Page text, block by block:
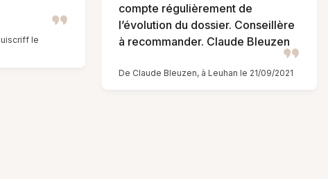
le
compte régulièrement de
l’évolution du dossier. Conseillère
à recommander. Claude Bleuzen
De Claude Bleuzen, à Leuhan le 21/09/2021